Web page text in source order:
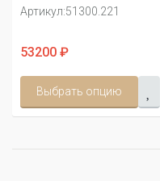
Артикул:51300.221
53200 ₽
Выбрать опцию